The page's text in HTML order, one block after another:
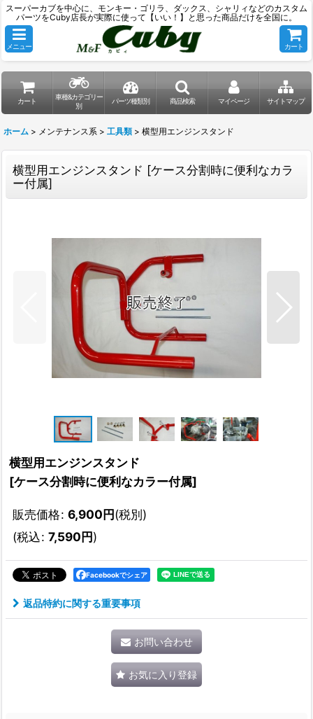
スーパーカブを中心に、モンキー・ゴリラ、ダックス、シャリィなどのカスタム
パーツをCuby店長が実際に使って【いい！】と思った商品だけを全国に。
メニュー カート
カート
車種&カテゴリー
別
パーツ種類別 商品検索 マイページ サイトマップ
ホーム > メンテナンス系 > 工具類 > 横型用エンジンスタンド
横型用エンジンスタンド [ケース分割時に便利なカラ
ー付属]
横型用エンジンスタンド
[ケース分割時に便利なカラー付属]
販売価格: 6,900円(税別)
(税込: 7,590円)
Facebookでシェア
返品特約に関する重要事項
お問い合わせ
お気に入り登録